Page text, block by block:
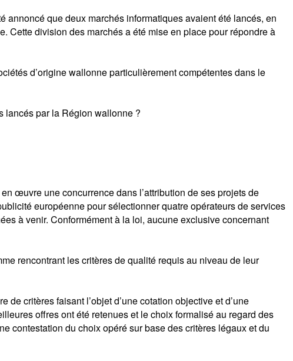
que deux marchés informatiques avaient été lancés, en
Cette division des marchés a été mise en place pour répondre à
d’origine wallonne particulièrement compétentes dans le
lancés par la Région wallonne ?
œuvre une concurrence dans l’attribution de ses projets de
européenne pour sélectionner quatre opérateurs de services
à venir. Conformément à la loi, aucune exclusive concernant
rencontrant les critères de qualité requis au niveau de leur
critères faisant l’objet d’une cotation objective et d’une
offres ont été retenues et le choix formalisé au regard des
contestation du choix opéré sur base des critères légaux et du